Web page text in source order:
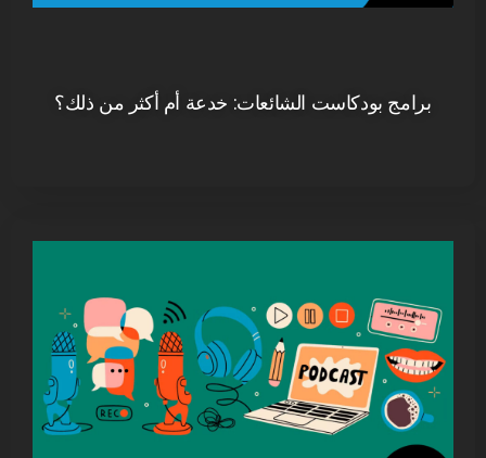
برامج بودكاست الشائعات: خدعة أم أكثر من ذلك؟